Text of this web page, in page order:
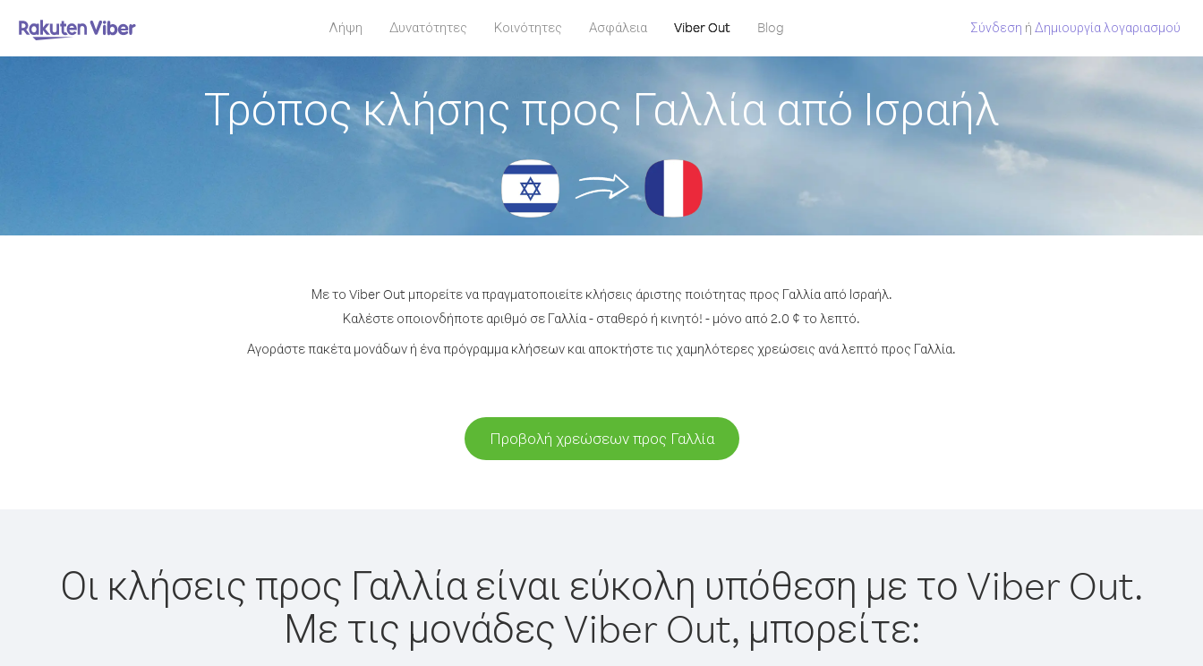
Λήψη Δυνατότητες Κοινότητες Ασφάλεια Viber Out Blog Σύνδεση ή Δημιουργία λογαριασμού
Τρόπος κλήσης προς Γαλλία από Ισραήλ
Με το Viber Out μπορείτε να πραγματοποιείτε κλήσεις άριστης ποιότητας προς Γαλλία από Ισραήλ.
Καλέστε οποιονδήποτε αριθμό σε Γαλλία - σταθερό ή κινητό! - μόνο από 2.0 ¢ το λεπτό.
Αγοράστε πακέτα μονάδων ή ένα πρόγραμμα κλήσεων και αποκτήστε τις χαμηλότερες χρεώσεις ανά λεπτό προς Γαλλία.
Προβολή χρεώσεων προς Γαλλία
Οι κλήσεις προς Γαλλία είναι εύκολη υπόθεση με το Viber Out.
Με τις μονάδες Viber Out, μπορείτε: